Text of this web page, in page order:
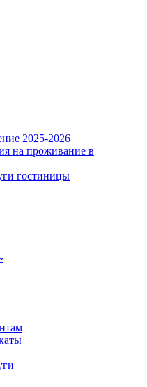
2025-2026
на проживание в
гостиницы